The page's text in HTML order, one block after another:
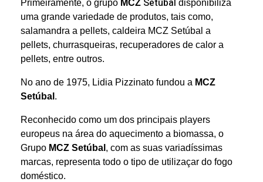
Primeiramente, o grupo MCZ Setúbal disponibiliza
uma grande variedade de produtos, tais como,
salamandra a pellets, caldeira MCZ Setúbal a
pellets, churrasqueiras, recuperadores de calor a
pellets, entre outros.
No ano de 1975, Lidia Pizzinato fundou a MCZ
Setúbal .
Reconhecido como um dos principais players
europeus na área do aquecimento a biomassa, o
Grupo MCZ Setúbal , com as suas variadíssimas
marcas, representa todo o tipo de utilizaçar do fogo
doméstico.